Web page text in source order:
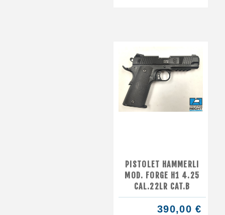
PISTOLET HAMMERLI
MOD. FORGE H1 4.25
CAL.22LR CAT.B
390,00 €